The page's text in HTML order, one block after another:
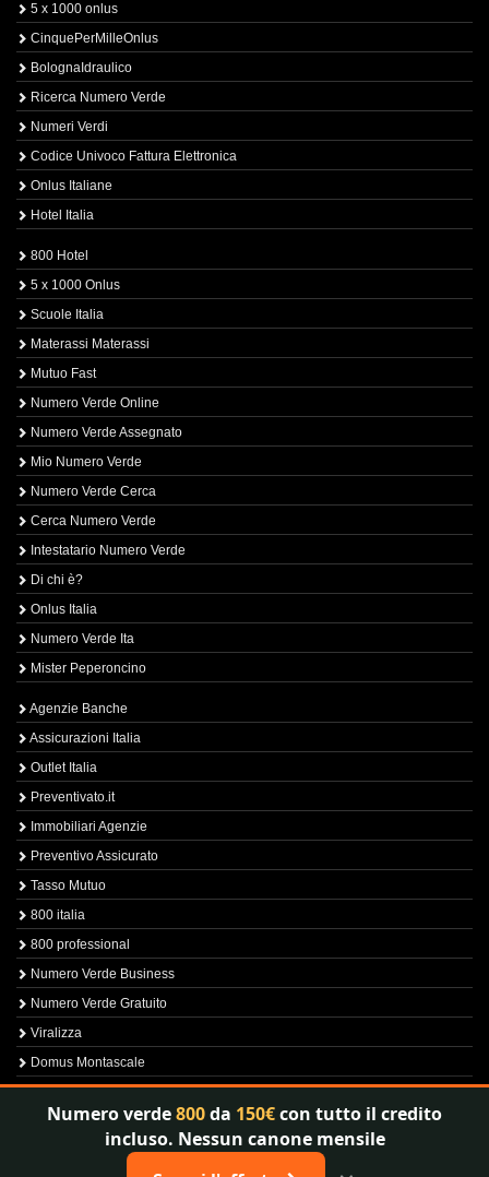
5 x 1000 onlus
CinquePerMilleOnlus
BolognaIdraulico
Ricerca Numero Verde
Numeri Verdi
Codice Univoco Fattura Elettronica
Onlus Italiane
Hotel Italia
800 Hotel
5 x 1000 Onlus
Scuole Italia
Materassi Materassi
Mutuo Fast
Numero Verde Online
Numero Verde Assegnato
Mio Numero Verde
Numero Verde Cerca
Cerca Numero Verde
Intestatario Numero Verde
Di chi è?
Onlus Italia
Numero Verde Ita
Mister Peperoncino
Agenzie Banche
Assicurazioni Italia
Outlet Italia
Preventivato.it
Immobiliari Agenzie
Preventivo Assicurato
Tasso Mutuo
800 italia
800 professional
Numero Verde Business
Numero Verde Gratuito
Viralizza
Domus Montascale
Sprint800
Verfica Numero Verde
Numero verde800da 150€con tutto il credito
incluso. Nessun canone mensile